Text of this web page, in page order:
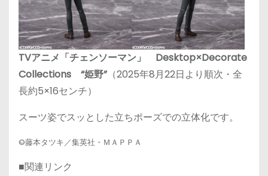
TVアニメ「チェンソーマン」 Desktop×Decorate
Collections “姫野”（2025年8月22日より順次・全
長約5×16センチ）
スーツ姿でスッとした立ちポーズでの立体化です。
©藤本タツキ／集英社・ＭＡＰＰＡ
■関連リンク